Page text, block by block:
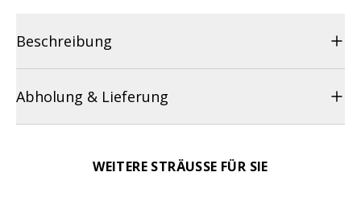
Beschreibung
Abholung & Lieferung
WEITERE STRÄUSSE FÜR SIE